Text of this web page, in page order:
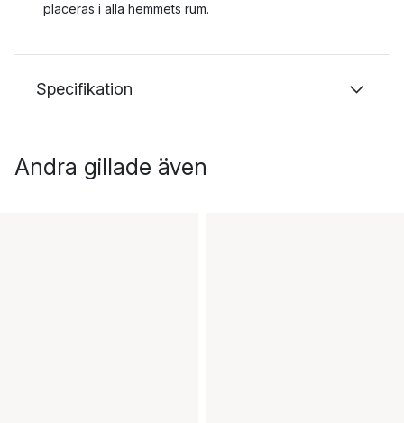
placeras i alla hemmets rum.
Specifikation
Andra gillade även